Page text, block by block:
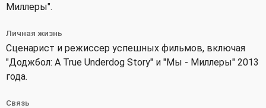
Миллеры".
Личная жизнь
Сценарист и режиссер успешных фильмов, включая
"Доджбол: A True Underdog Story" и "Мы - Миллеры" 2013
года.
Связь